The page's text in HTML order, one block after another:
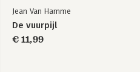
Jean Van Hamme
De vuurpijl
€ 11,99